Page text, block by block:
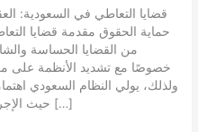
قضايا التعاطي في السعودية:
حماية الحقوق مقدمة قضايا
من القضايا الحساسة
خصوصًا مع تشديد الأنظمة على
ولذلك، يولي النظام السعودي
حيث الإجراءات الأمنية أو العقوبات القضائية أو […]